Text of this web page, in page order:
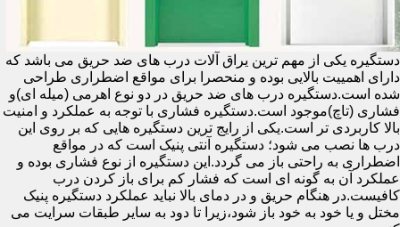
دستگیره یکی از مهم ترین یراق آلات درب های ضد حریق می باشد که
دارای اهمییت بالایی بوده و منحصرا برای مواقع اضطراری طراحی
شده است.دستگیره درب های ضد حریق در دو نوع اهرمی (میله ای)و
فشاری (تاچ)موجود است.دستگیره فشاری با توجه به عملکرد و امنیت
بالا کاربردی تر است.یکی از رایج ترین دستگیره هایی که بر روی این
درب ها نصب می شود؛ دستگیره آنتی پنیک است که در مواقع
اضطراری به راحتی باز می گردد.این دستگیره از نوع فشاری بوده و
عملکرد آن به گونه ای است که فشار کم برای باز کردن درب
کافیست.در هنگام حریق و در دمای بالا نباید عملکرد دستگیره پنیک
مختل و یا خود به خود باز شود،زیرا تا دود به سایر طبقات سرایت می